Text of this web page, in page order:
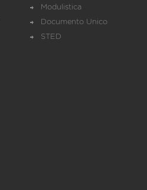
Modulistica
Documento Unico
STED